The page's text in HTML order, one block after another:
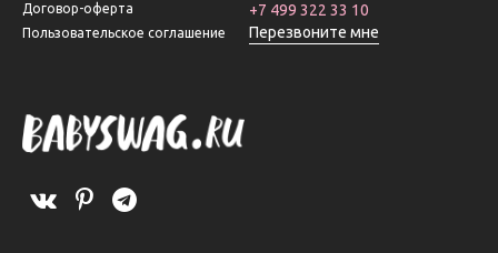
Договор-оферта
Пользовательское соглашение
+7 499 322 33 10
Перезвоните мне